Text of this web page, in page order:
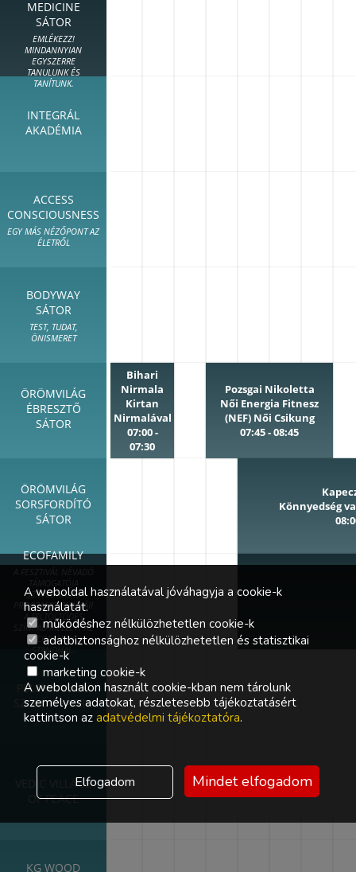
MEDICINE
SÁTOR
EMLÉKEZZ!
MINDANNYIAN
EGYSZERRE
TANULUNK ÉS
TANÍTUNK.
INTEGRÁL
AKADÉMIA
ACCESS
CONSCIOUSNESS
EGY MÁS NÉZŐPONT AZ
ÉLETRŐL
BODYWAY
SÁTOR
TEST, TUDAT,
ÖNISMERET
ÖRÖMVILÁG
ÉBRESZTŐ
SÁTOR
ÖRÖMVILÁG
SORSFORDÍTÓ
SÁTOR
ECOFAMILY
SZÍNVONALAS
PROGRAMOKKAL VÁR
A FELTÖLTŐDÉS
SZÍNPAD MELLETT AZ
ECOFAMILY
STANDNÁL.
PELENKA.HU -
SZÜLŐK SÁTRA
VEDIC VILLAGE
OF PEACE
KG WOOD
Bihari
Nirmala
Kirtan
Nirmalával
07:00 -
07:30
Pozsgai Nikoletta
Női Energia Fitnesz
(NEF) Női Csikung
07:45 - 08:45
Könnyedség
A weboldal használatával jóváhagyja a cookie-k
használatát.
működéshez nélkülözhetetlen cookie-k
adatbiztonsághoz nélkülözhetetlen és statisztikai
cookie-k
marketing cookie-k
A weboldalon használt cookie-kban nem tárolunk
személyes adatokat, részletesebb tájékoztatásért
kattintson az adatvédelmi tájékoztatóra.
Elfogadom Mindet elfogadom